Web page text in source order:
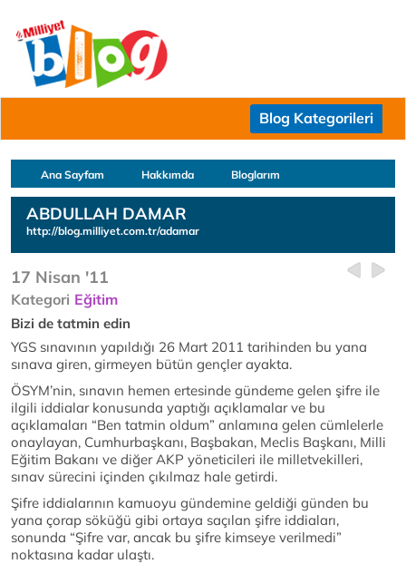
Blog Kategorileri
Ana Sayfam Hakkımda Bloglarım
ABDULLAH DAMAR
http://blog.milliyet.com.tr/adamar
17 Nisan '11
Kategori Eğitim
Bizi de tatmin edin
YGS sınavının yapıldığı 26 Mart 2011 tarihinden bu yana
sınava giren, girmeyen bütün gençler ayakta.
ÖSYM’nin, sınavın hemen ertesinde gündeme gelen şifre ile
ilgili iddialar konusunda yaptığı açıklamalar ve bu
açıklamaları “Ben tatmin oldum” anlamına gelen cümlelerle
onaylayan, Cumhurbaşkanı, Başbakan, Meclis Başkanı, Milli
Eğitim Bakanı ve diğer AKP yöneticileri ile milletvekilleri,
sınav sürecini içinden çıkılmaz hale getirdi.
Şifre iddialarının kamuoyu gündemine geldiği günden bu
yana çorap söküğü gibi ortaya saçılan şifre iddiaları,
sonunda “Şifre var, ancak bu şifre kimseye verilmedi”
noktasına kadar ulaştı.